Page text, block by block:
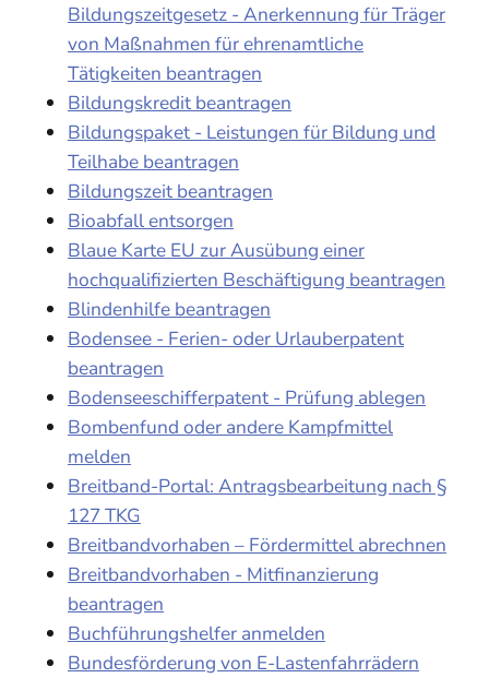
Bildungszeitgesetz - Anerkennung für Träger
von Maßnahmen für ehrenamtliche
Tätigkeiten beantragen
Bildungskredit beantragen
Bildungspaket - Leistungen für Bildung und
Teilhabe beantragen
Bildungszeit beantragen
Bioabfall entsorgen
Blaue Karte EU zur Ausübung einer
hochqualifizierten Beschäftigung beantragen
Blindenhilfe beantragen
Bodensee - Ferien- oder Urlauberpatent
beantragen
Bodenseeschifferpatent - Prüfung ablegen
Bombenfund oder andere Kampfmittel
melden
Breitband-Portal: Antragsbearbeitung nach §
127 TKG
Breitbandvorhaben – Fördermittel abrechnen
Breitbandvorhaben - Mitfinanzierung
beantragen
Buchführungshelfer anmelden
Bundesförderung von E-Lastenfahrrädern